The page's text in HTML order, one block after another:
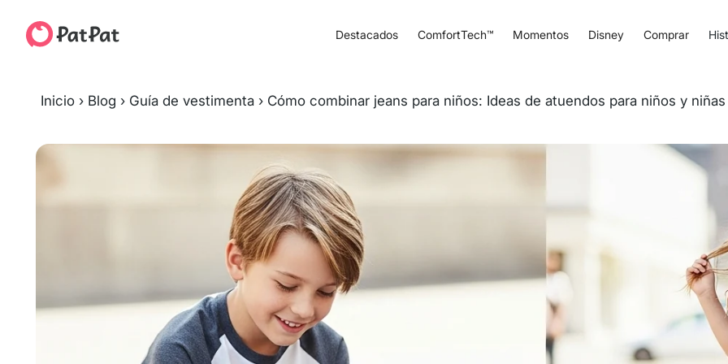
Destacados ComfortTech™ Momentos Disney Comprar
Inicio › Blog › Guía de vestimenta › Cómo combinar jeans para niños: Ideas de atuendos para niños y niñas